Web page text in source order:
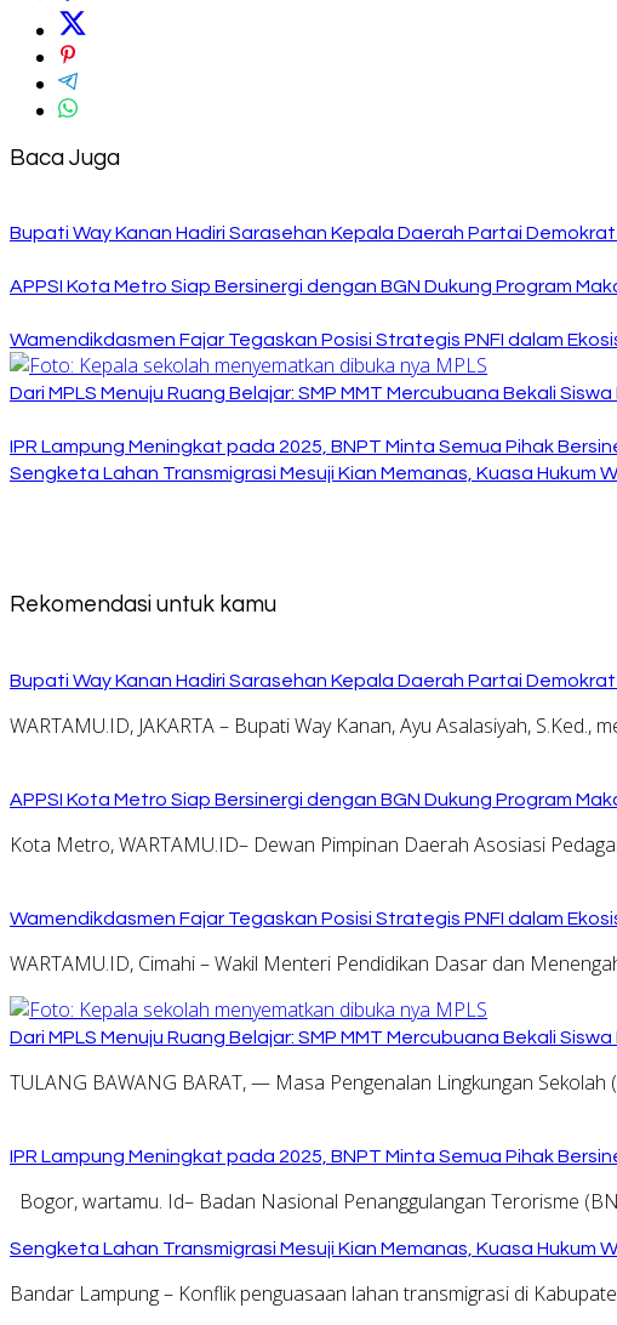
Baca Juga
Bupati Way Kanan Hadiri Sarasehan Kepala Daerah Partai
APPSI Kota Metro Siap Bersinergi dengan BGN Dukung Program
Wamendikdasmen Fajar Tegaskan Posisi Strategis PNFI dalam
Dari MPLS Menuju Ruang Belajar: SMP MMT Mercubuana Bekali
IPR Lampung Meningkat pada 2025, BNPT Minta Semua Pihak
Sengketa Lahan Transmigrasi Mesuji Kian Memanas, Kuasa Hukum
Rekomendasi untuk kamu
Bupati Way Kanan Hadiri Sarasehan Kepala Daerah Partai
WARTAMU.ID, JAKARTA – Bupati Way Kanan, Ayu Asalasiyah,
APPSI Kota Metro Siap Bersinergi dengan BGN Dukung Program
Kota Metro, WARTAMU.ID– Dewan Pimpinan Daerah Asosiasi
Wamendikdasmen Fajar Tegaskan Posisi Strategis PNFI dalam
WARTAMU.ID, Cimahi – Wakil Menteri Pendidikan Dasar dan
Dari MPLS Menuju Ruang Belajar: SMP MMT Mercubuana Bekali
TULANG BAWANG BARAT, — Masa Pengenalan Lingkungan
IPR Lampung Meningkat pada 2025, BNPT Minta Semua Pihak
Bogor, wartamu. Id– Badan Nasional Penanggulangan Terorisme
Sengketa Lahan Transmigrasi Mesuji Kian Memanas, Kuasa Hukum
Bandar Lampung – Konflik penguasaan lahan transmigrasi di